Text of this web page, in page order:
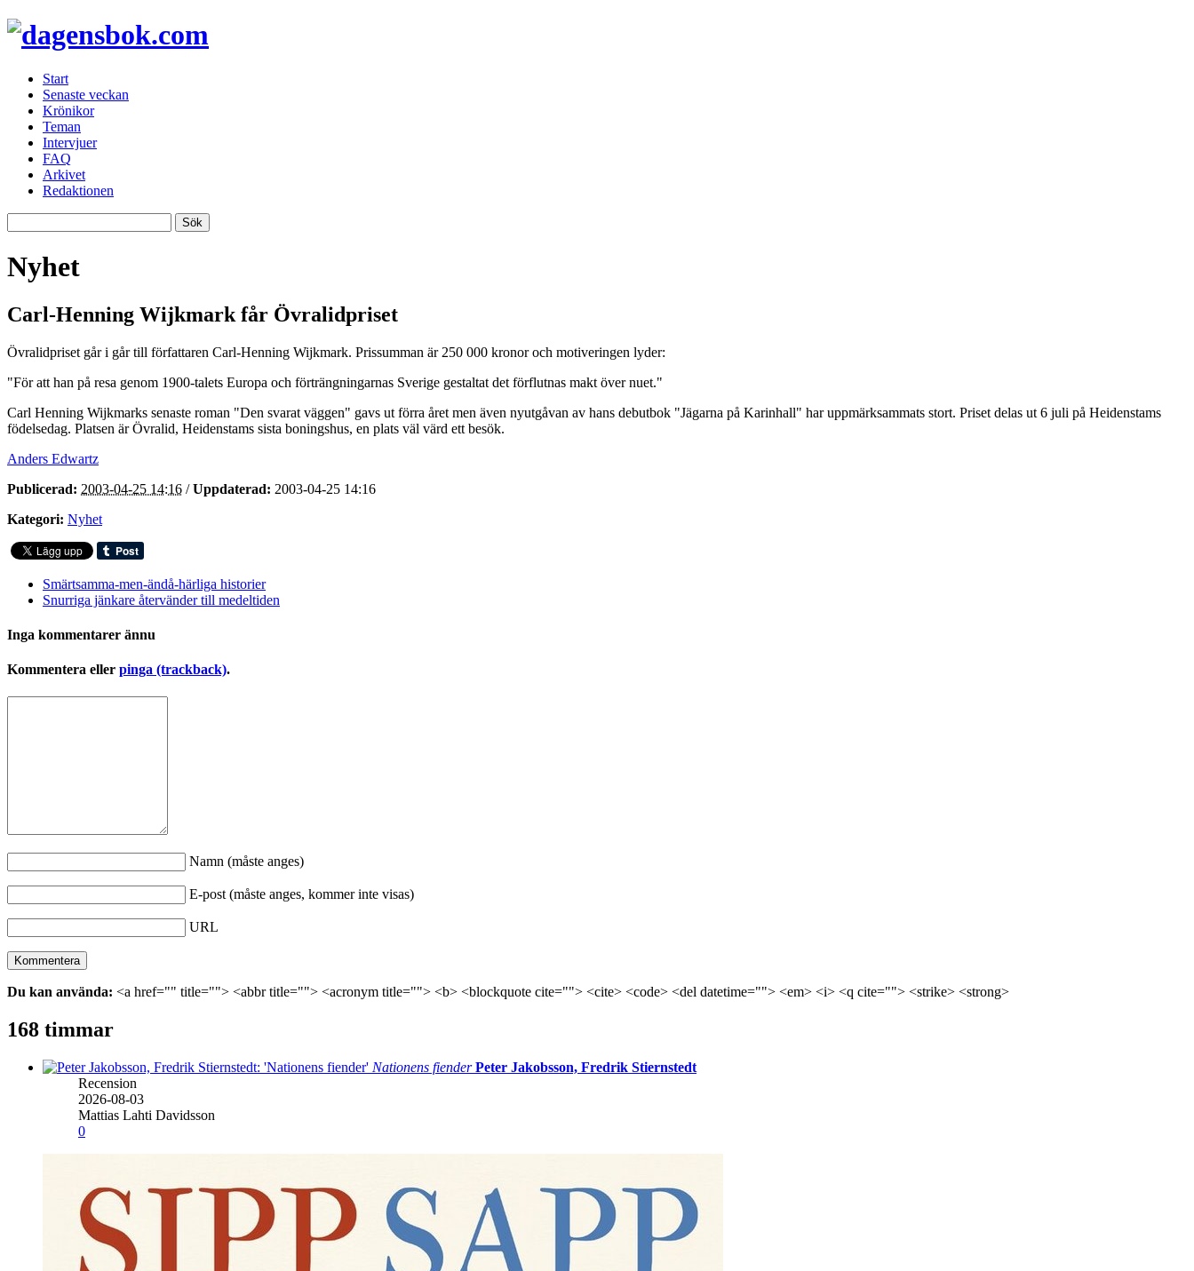
Start
Senaste veckan
Krönikor
Teman
Intervjuer
FAQ
Arkivet
Redaktionen
Nyhet
Carl-Henning Wijkmark får Övralidpriset
Övralidpriset går i går till författaren Carl-Henning Wijkmark. Prissumman är 250 000 kronor och motiveringen lyder:
"För att han på resa genom 1900-talets Europa och förträngningarnas Sverige gestaltat det förflutnas makt över nuet."
Carl Henning Wijkmarks senaste roman "Den svarat väggen" gavs ut förra året men även nyutgåvan av hans debutbok "Jägarna på Karinhall" har uppmärksammats stort. Priset delas ut 6 juli på Heidenstams
födelsedag. Platsen är Övralid, Heidenstams sista boningshus, en plats väl värd ett besök.
Anders Edwartz
Publicerad: 2003-04-25 14:16 /Uppdaterad: 2003-04-25 14:16
Kategori: Nyhet
Smärtsamma-men-ändå-härliga historier
Snurriga jänkare återvänder till medeltiden
Inga kommentarer ännu
Kommentera eller pinga (trackback).
Namn (måste anges)
E-post (måste anges, kommer inte visas)
URL
Du kan använda: <a href="" title=""> <abbr title=""> <acronym title=""> <b> <blockquote cite=""> <cite> <code> <del datetime=""> <em> <i> <q cite=""> <strike> <strong>
168 timmar
Nationens fiender Peter Jakobsson, Fredrik Stiernstedt
Recension
2026-08-03
Mattias Lahti Davidsson
0